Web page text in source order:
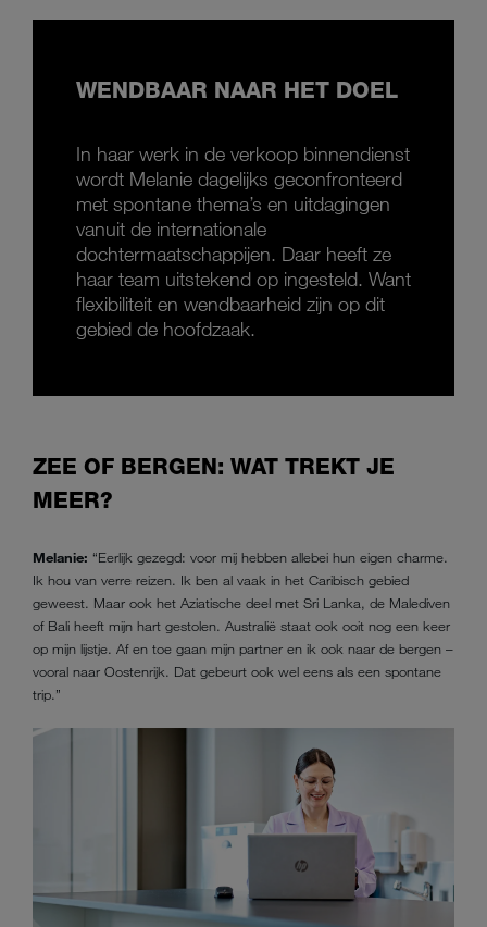
WENDBAAR NAAR HET DOEL
In haar werk in de verkoop binnendienst
wordt Melanie dagelijks geconfronteerd
met spontane thema’s en uitdagingen
vanuit de internationale
dochtermaatschappijen. Daar heeft ze
haar team uitstekend op ingesteld. Want
flexibiliteit en wendbaarheid zijn op dit
gebied de hoofdzaak.
ZEE OF BERGEN: WAT TREKT JE
MEER?
Melanie: “Eerlijk gezegd: voor mij hebben allebei hun eigen charme.
Ik hou van verre reizen. Ik ben al vaak in het Caribisch gebied
geweest. Maar ook het Aziatische deel met Sri Lanka, de Malediven
of Bali heeft mijn hart gestolen. Australië staat ook ooit nog een keer
op mijn lijstje. Af en toe gaan mijn partner en ik ook naar de bergen –
vooral naar Oostenrijk. Dat gebeurt ook wel eens als een spontane
trip.”